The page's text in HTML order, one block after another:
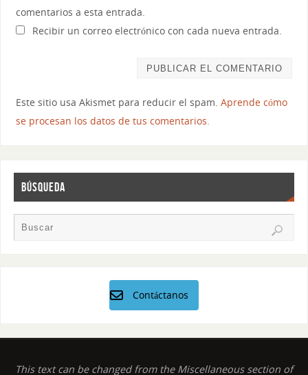
comentarios a esta entrada.
Recibir un correo electrónico con cada nueva entrada.
Este sitio usa Akismet para reducir el spam. Aprende cómo
se procesan los datos de tus comentarios.
BÚSQUEDA
Contáctanos
This text can be changed from the Miscellaneous section of